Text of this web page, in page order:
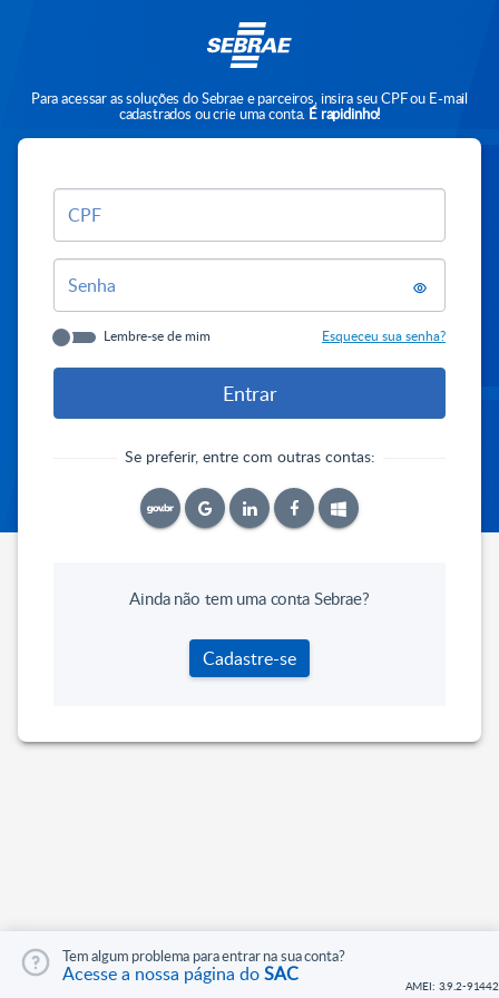
Para acessar as soluções do Sebrae e parceiros, insira seu CPF ou E-mail
cadastrados ou crie uma conta. É rapidinho!
CPF
Senha
Lembre-se de mim Esqueceu sua senha?
Se preferir, entre com outras contas:
Tem algum problema para entrar na sua conta?
Acesse a nossa página doSAC
Ainda não tem uma conta Sebrae?
Cadastre-se
AMEI: 3.9.2-91442